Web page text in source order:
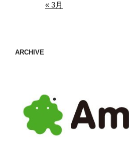
« 3月
ARCHIVE